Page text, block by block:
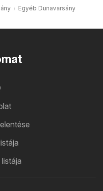
Egyéb Dunavarsány